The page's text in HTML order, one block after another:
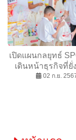
เปิดแผนกลยุทธ์
เดินหน้าธุรกิจที่ยั่
หลัก 3 ด้าน สิ่งแว
02 ก.ย.